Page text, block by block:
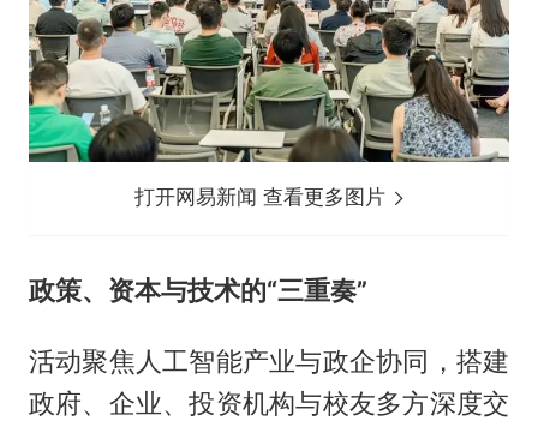
打开网易新闻 查看更多图片
政策、资本与技术的“三重奏”
活动聚焦人工智能产业与政企协同，搭建
政府、企业、投资机构与校友多方深度交